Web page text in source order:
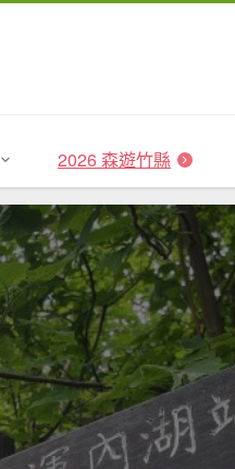
2026 森遊竹縣